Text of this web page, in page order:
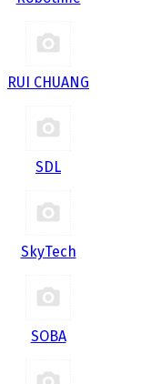
RUI CHUANG
SDL
SkyTech
SOBA